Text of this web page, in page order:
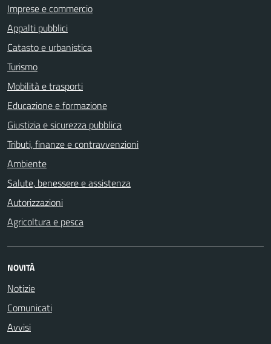
Imprese e commercio
Appalti pubblici
Catasto e urbanistica
Turismo
Mobilità e trasporti
Educazione e formazione
Giustizia e sicurezza pubblica
Tributi, finanze e contravvenzioni
Ambiente
Salute, benessere e assistenza
Autorizzazioni
Agricoltura e pesca
NOVITÀ
Notizie
Comunicati
Avvisi